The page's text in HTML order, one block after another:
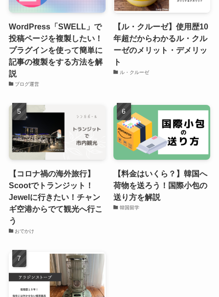
WordPress「SWELL」で
投稿ページを複製したい！
プラグインを使って簡単に
記事の複製をする方法を解
説
ブログ運営
【ル・クルーゼ】使用歴10
年超だからわかるル・クル
ーゼのメリット・デメリッ
ト
ル・クルーゼ
【コロナ禍の海外旅行】
Scootでトランジット！
Jewelに行きたい！チャン
ギ空港からでて観光へ行こ
う
おでかけ
【料金はいくら？】韓国へ
荷物を送ろう！国際小包の
送り方を解説
韓国留学